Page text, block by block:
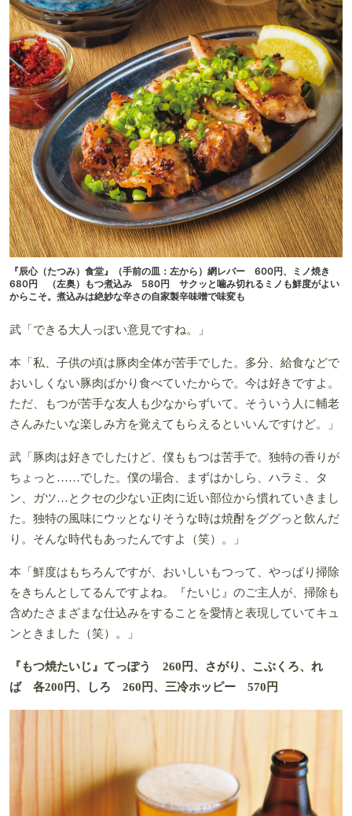
『辰心（たつみ）食堂』（手前の皿：左から）網レバー 600円、ミノ焼き
680円 （左奥）もつ煮込み 580円 サクッと噛み切れるミノも鮮度がよい
からこそ。煮込みは絶妙な辛さの自家製辛味噌で味変も
武「できる大人っぽい意見ですね。」
本「私、子供の頃は豚肉全体が苦手でした。多分、給食などで
おいしくない豚肉ばかり食べていたからで。今は好きですよ。
ただ、もつが苦手な友人も少なからずいて。そういう人に輔老
さんみたいな楽しみ方を覚えてもらえるといいんですけど。」
武「豚肉は好きでしたけど、僕ももつは苦手で。独特の香りが
ちょっと……でした。僕の場合、まずはかしら、ハラミ、タ
ン、ガツ…とクセの少ない正肉に近い部位から慣れていきまし
た。独特の風味にウッとなりそうな時は焼酎をググっと飲んだ
り。そんな時代もあったんですよ（笑）。」
本「鮮度はもちろんですが、おいしいもつって、やっぱり掃除
をきちんとしてるんですよね。『たいじ』のご主人が、掃除も
含めたさまざまな仕込みをすることを愛情と表現していてキュ
ンときました（笑）。」
『もつ焼たいじ』てっぽう 260円、さがり、こぶくろ、れ
ば 各200円、しろ 260円、三冷ホッピー 570円